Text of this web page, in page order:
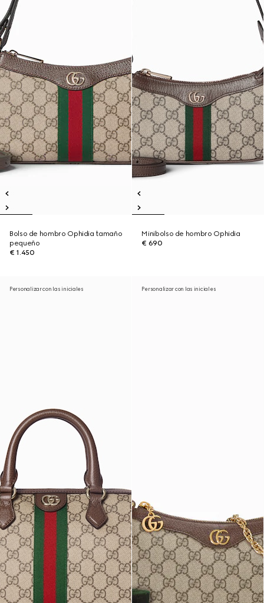
Bolso de hombro Ophidia tamaño
pequeño
€ 1.450
Minibolso de hombro Ophidia
€ 690
Personalizar con las iniciales Personalizar con las iniciales